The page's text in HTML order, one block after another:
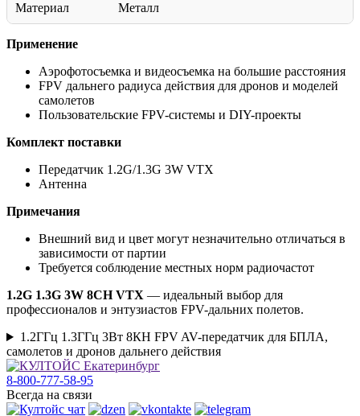
Материал Металл
Применение
Аэрофотосъемка и видеосъемка на большие расстояния
FPV дальнего радиуса действия для дронов и моделей
самолетов
Пользовательские FPV-системы и DIY-проекты
Комплект поставки
Передатчик 1.2G/1.3G 3W VTX
Антенна
Примечания
Внешний вид и цвет могут незначительно отличаться в
зависимости от партии
Требуется соблюдение местных норм радиочастот
1.2G 1.3G 3W 8CH VTX — идеальный выбор для
профессионалов и энтузиастов FPV-дальних полетов.
1.2ГГц 1.3ГГц 3Вт 8КН FPV AV-передатчик для БПЛА,
самолетов и дронов дальнего действия
8-800-777-58-95
Всегда на связи